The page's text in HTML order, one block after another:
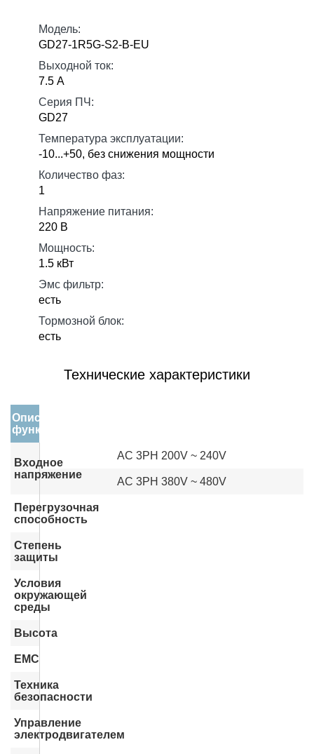
Модель:
GD27-1R5G-S2-B-EU
Выходной ток:
7.5 А
Серия ПЧ:
GD27
Температура эксплуатации:
-10...+50, без снижения мощности
Количество фаз:
1
Напряжение питания:
220 В
Мощность:
1.5 кВт
Эмс фильтр:
есть
Тормозной блок:
есть
Технические характеристики
Описание
функции
Входное
напряжение
AC 3PH 200V ~ 240V
AC 3PH 380V ~ 480V
Перегрузочная
способность
Степень
защиты
Условия
окружающей
среды
Высота
EMC
Техника
безопасности
Управление
электродвигателем